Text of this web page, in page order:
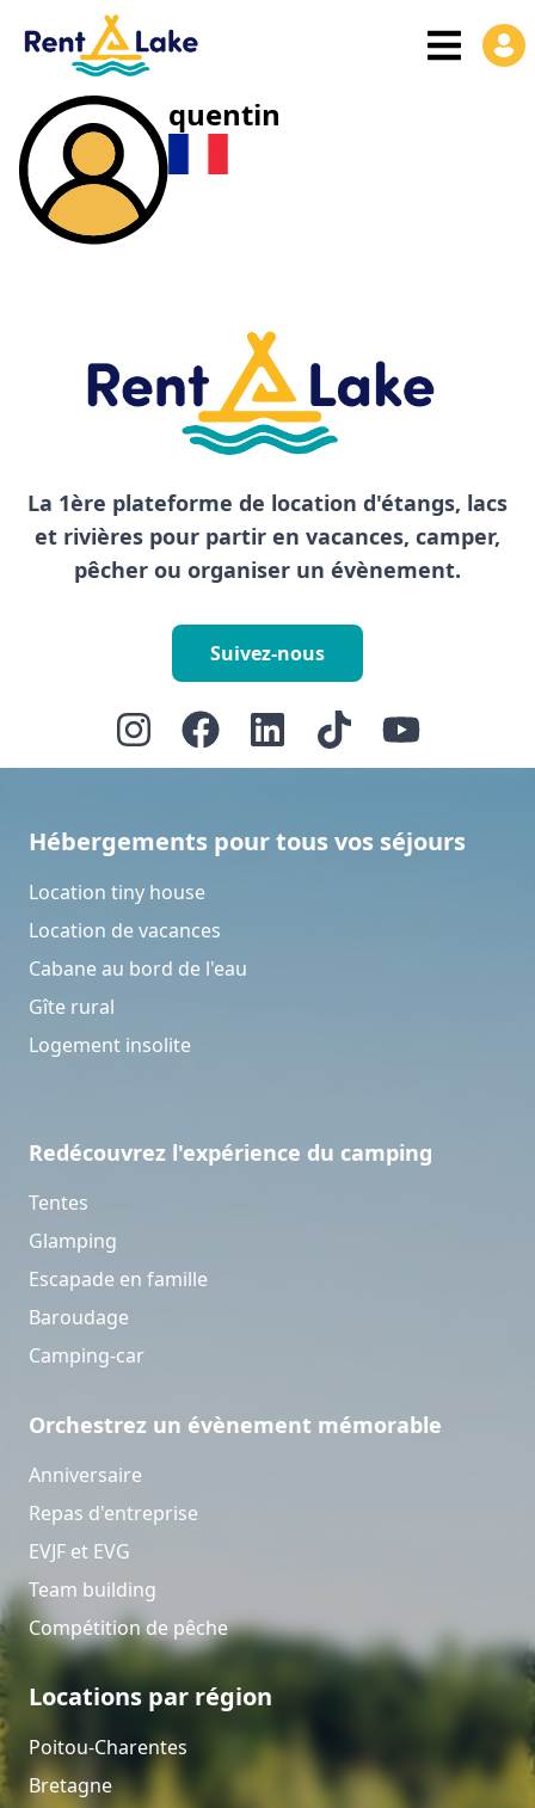
quentin
La 1ère plateforme de location d'étangs, lacs
et rivières pour partir en vacances, camper,
pêcher ou organiser un évènement.
Suivez-nous
Hébergements pour tous vos séjours
Location tiny house
Location de vacances
Cabane au bord de l'eau
Gîte rural
Logement insolite
Redécouvrez l'expérience du camping
Tentes
Glamping
Escapade en famille
Baroudage
Camping-car
Orchestrez un évènement mémorable
Anniversaire
Repas d'entreprise
EVJF et EVG
Team building
Compétition de pêche
Locations par région
Poitou-Charentes
Bretagne